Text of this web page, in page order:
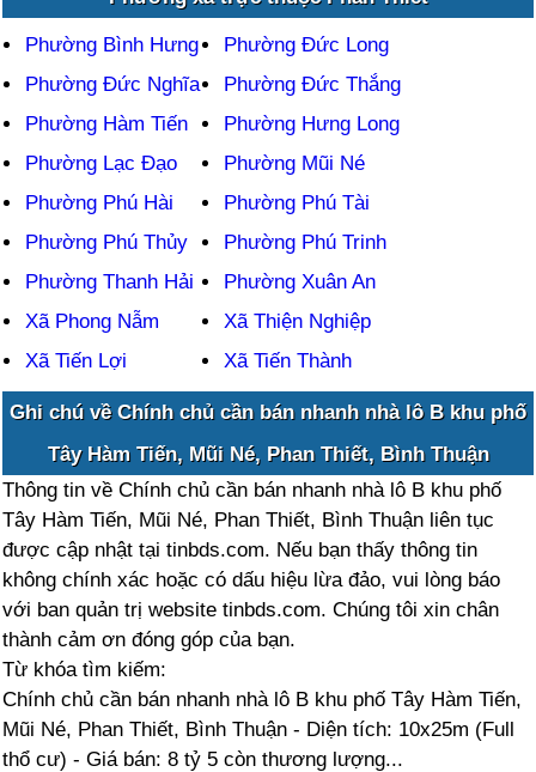
Phường Bình Hưng
Phường Đức Long
Phường Đức Nghĩa
Phường Đức Thắng
Phường Hàm Tiến
Phường Hưng Long
Phường Lạc Đạo
Phường Mũi Né
Phường Phú Hài
Phường Phú Tài
Phường Phú Thủy
Phường Phú Trinh
Phường Thanh Hải
Phường Xuân An
Xã Phong Nẫm
Xã Thiện Nghiệp
Xã Tiến Lợi
Xã Tiến Thành
Ghi chú về Chính chủ cần bán nhanh nhà lô B khu phố
Tây Hàm Tiến, Mũi Né, Phan Thiết, Bình Thuận
Thông tin về Chính chủ cần bán nhanh nhà lô B khu phố
Tây Hàm Tiến, Mũi Né, Phan Thiết, Bình Thuận liên tục
được cập nhật tại tinbds.com. Nếu bạn thấy thông tin
không chính xác hoặc có dấu hiệu lừa đảo, vui lòng báo
với ban quản trị website tinbds.com. Chúng tôi xin chân
thành cảm ơn đóng góp của bạn.
Từ khóa tìm kiếm:
Chính chủ cần bán nhanh nhà lô B khu phố Tây Hàm Tiến,
Mũi Né, Phan Thiết, Bình Thuận - Diện tích: 10x25m (Full
thổ cư) - Giá bán: 8 tỷ 5 còn thương lượng...